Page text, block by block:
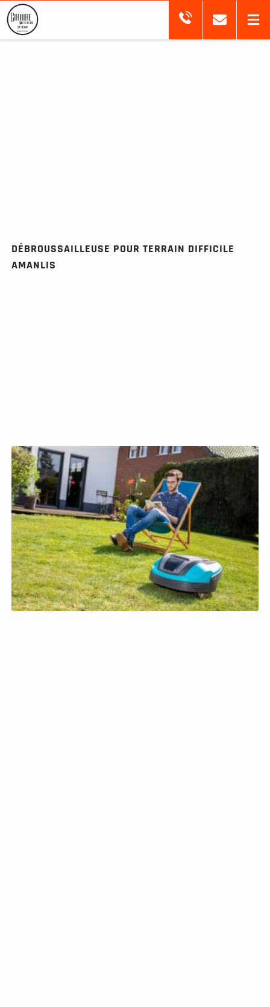
DÉBROUSSAILLEUSE POUR TERRAIN DIFFICILE
AMANLIS